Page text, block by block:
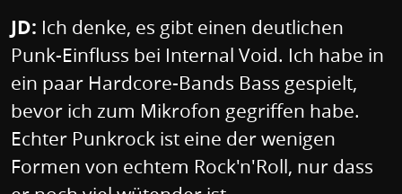
JD: Ich denke, es gibt einen deutlichen
Punk-Einfluss bei Internal Void. Ich habe in
ein paar Hardcore-Bands Bass gespielt,
bevor ich zum Mikrofon gegriffen habe.
Echter Punkrock ist eine der wenigen
Formen von echtem Rock'n'Roll, nur dass